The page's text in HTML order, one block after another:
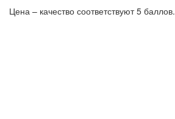
Цена – качество соответствуют 5 баллов.